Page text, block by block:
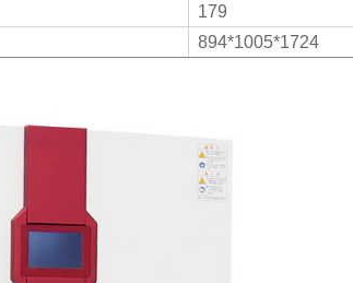
179
894*1005*1724